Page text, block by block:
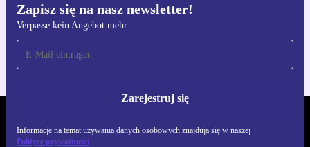
Zapisz się na nasz newsletter!
Verpasse kein Angebot mehr
Zarejestruj się
Informacje na temat używania danych osobowych znajdują się w naszej
Polityce prywatności
Pobierz aplikację refurbed
Dla iOS i Android